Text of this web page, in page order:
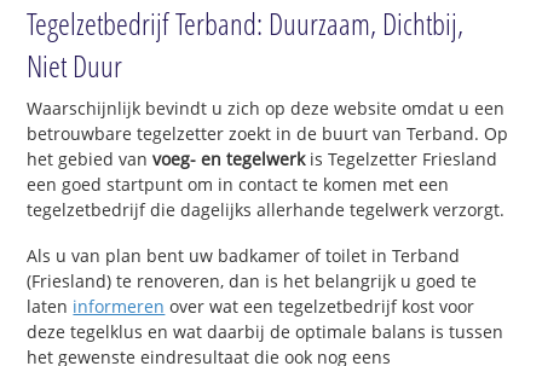
Tegelzetbedrijf Terband: Duurzaam, Dichtbij,
Niet Duur
Waarschijnlijk bevindt u zich op deze website omdat u een
betrouwbare tegelzetter zoekt in de buurt van Terband. Op
het gebied van voeg- en tegelwerkis Tegelzetter Friesland
een goed startpunt om in contact te komen met een
tegelzetbedrijf die dagelijks allerhande tegelwerk verzorgt.
Als u van plan bent uw badkamer of toilet in Terband
(Friesland) te renoveren, dan is het belangrijk u goed te
laten informeren over wat een tegelzetbedrijf kost voor
deze tegelklus en wat daarbij de optimale balans is tussen
het gewenste eindresultaat die ook nog eens